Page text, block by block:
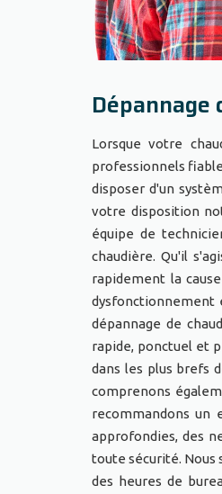
Lorsque votre
professionnels
disposer d'un
votre disposition
équipe de
chaudière. Qu'il
rapidement la
dysfonctionnement
dépannage de
rapide, ponctuel et
dans les plus brefs
comprenons
recommandons un
approfondies, des
toute sécurité. Nous
des heures de